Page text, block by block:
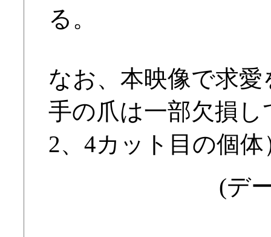
る。
なお、本映像で求
手の爪は一部欠損
2、4カット目の個体
(デ